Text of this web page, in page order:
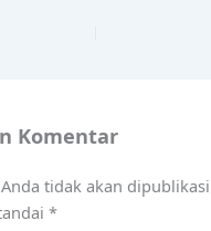
Komentar
tidak akan
*